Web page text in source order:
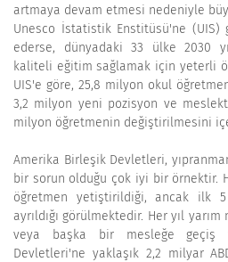
artmaya devam etmesi nedeniyle
Unesco İstatistik Enstitüsü'ne
ederse, dünyadaki 33 ülke 2030
kaliteli eğitim sağlamak için yeterli
UIS'e göre, 25,8 milyon okul
3,2 milyon yeni pozisyon ve
milyon öğretmenin değiştirilmesini
Amerika Birleşik Devletleri,
bir sorun olduğu çok iyi bir örnektir.
öğretmen yetiştirildiği, ancak ilk 5
ayrıldığı görülmektedir. Her yıl
veya başka bir mesleğe geçiş
Devletleri'ne yaklaşık 2,2 milyar